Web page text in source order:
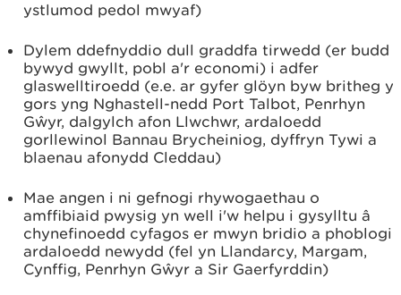
ystlumod pedol mwyaf)
Dylem ddefnyddio dull graddfa tirwedd (er budd
bywyd gwyllt, pobl a'r economi) i adfer
glaswelltiroedd (e.e. ar gyfer glöyn byw britheg y
gors yng Nghastell-nedd Port Talbot, Penrhyn
Gŵyr, dalgylch afon Llwchwr, ardaloedd
gorllewinol Bannau Brycheiniog, dyffryn Tywi a
blaenau afonydd Cleddau)
Mae angen i ni gefnogi rhywogaethau o
amffibiaid pwysig yn well i'w helpu i gysylltu â
chynefinoedd cyfagos er mwyn bridio a phoblogi
ardaloedd newydd (fel yn Llandarcy, Margam,
Cynffig, Penrhyn Gŵyr a Sir Gaerfyrddin)